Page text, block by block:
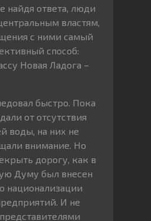
найдя ответа, люди
властям,
с ними самый
способ:
Новая Ладога –
быстро. Пока
от отсутствия
воды, на них не
внимание. Но
дорогу, как в
Думу был внесен
национализации
И не